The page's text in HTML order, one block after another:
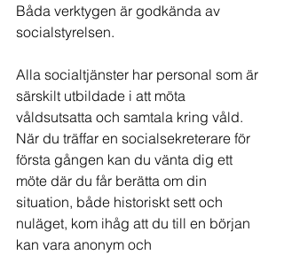
Båda verktygen är godkända av
socialstyrelsen.
Alla socialtjänster har personal som är
särskilt utbildade i att möta
våldsutsatta och samtala kring våld.
När du träffar en socialsekreterare för
första gången kan du vänta dig ett
möte där du får berätta om din
situation, både historiskt sett och
nuläget, kom ihåg att du till en början
kan vara anonym och